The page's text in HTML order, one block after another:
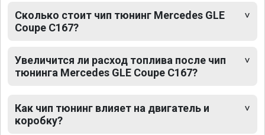
Сколько стоит чип тюнинг Mercedes GLE
Coupe C167?
Увеличится ли расход топлива после чип
тюнинга Mercedes GLE Coupe C167?
Как чип тюнинг влияет на двигатель и
коробку?